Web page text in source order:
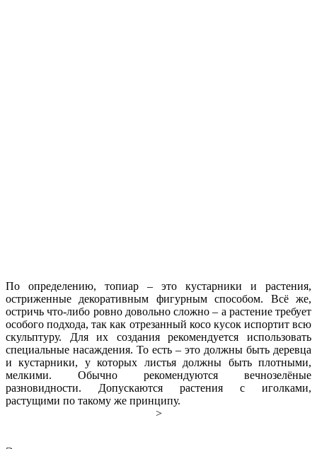
По определению, топиар – это кустарники и растения,
остриженные декоративным фигурным способом. Всё же,
остричь что-либо ровно довольно сложно – а растение требует
особого подхода, так как отрезанный косо кусок испортит всю
скульптуру. Для их создания рекомендуется использовать
специальные насаждения. То есть – это должны быть деревца
и кустарники, у которых листья должны быть плотными,
мелкими. Обычно рекомендуются вечнозелёные
разновидности. Допускаются растения с иголками,
растущими по такому же принципу.
>